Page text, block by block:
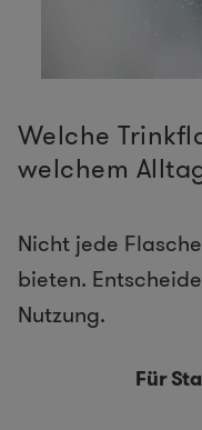
Welche
welchem
Nicht jede
bieten.
Nutzung.
Für